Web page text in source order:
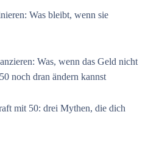
Was bleibt, wenn sie
Was, wenn das Geld nicht
noch dran ändern kannst
mit 50: drei Mythen, die dich